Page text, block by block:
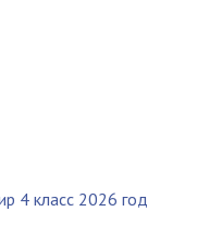
4 класс 2026 год